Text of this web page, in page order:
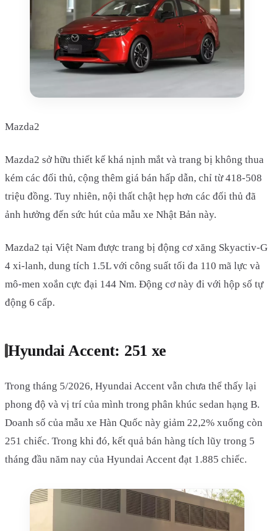
Mazda2
Mazda2 sở hữu thiết kế khá nịnh mắt và trang bị không thua
kém các đối thủ, cộng thêm giá bán hấp dẫn, chỉ từ 418-508
triệu đồng. Tuy nhiên, nội thất chật hẹp hơn các đối thủ đã
ảnh hưởng đến sức hút của mẫu xe Nhật Bản này.
Mazda2 tại Việt Nam được trang bị động cơ xăng Skyactiv-G
4 xi-lanh, dung tích 1.5L với công suất tối đa 110 mã lực và
mô-men xoắn cực đại 144 Nm. Động cơ này đi với hộp số tự
động 6 cấp.
Hyundai Accent: 251 xe
Trong tháng 5/2026, Hyundai Accent vẫn chưa thể thấy lại
phong độ và vị trí của mình trong phân khúc sedan hạng B.
Doanh số của mẫu xe Hàn Quốc này giảm 22,2% xuống còn
251 chiếc. Trong khi đó, kết quả bán hàng tích lũy trong 5
tháng đầu năm nay của Hyundai Accent đạt 1.885 chiếc.